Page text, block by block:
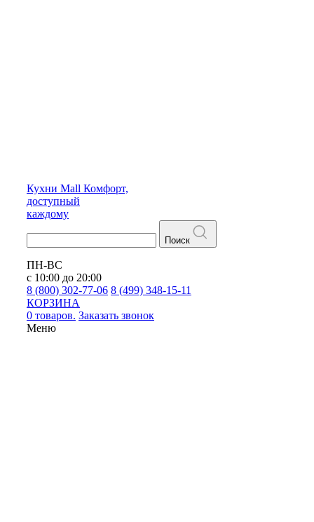
Кухни Mall Комфорт,
доступный
каждому
Поиск
ПН-ВС
с 10:00 до 20:00
8 (800) 302-77-06 8 (499) 348-15-11
КОРЗИНА
0 товаров. Заказать звонок
Меню